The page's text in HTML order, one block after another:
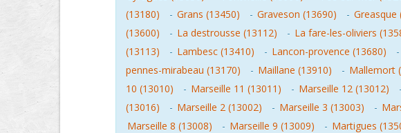
(13180)
- Grans (13450) - Graveson (13690) - Greasque
(13600)
- La destrousse (13112) - La fare-les-oliviers
(13113)
- Lambesc (13410) - Lancon-provence (13680) -
pennes-mirabeau (13170)
- Maillane (13910) - Mallemort
10 (13010)
- Marseille 11 (13011) - Marseille 12 (13012) -
(13016)
- Marseille 2 (13002) - Marseille 3 (13003) -
Marseille 8 (13008)
- Marseille 9 (13009) - Martigues